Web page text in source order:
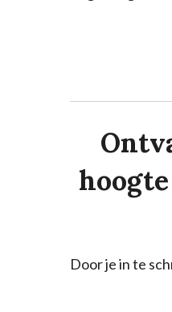
Door je in te